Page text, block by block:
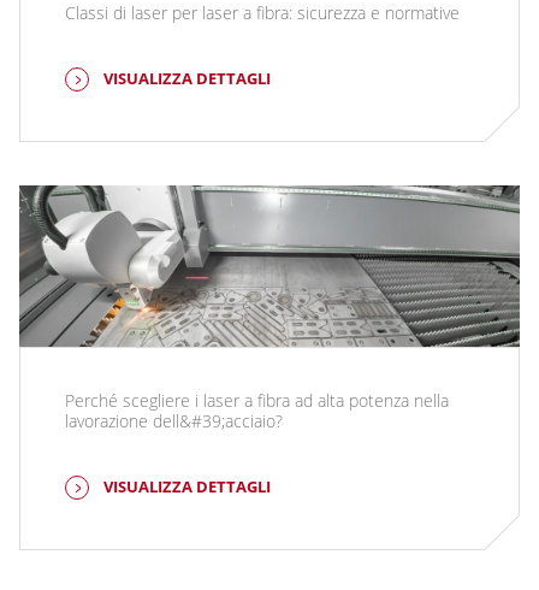
Classi di laser per laser a fibra: sicurezza e normative
VISUALIZZA DETTAGLI
Perché scegliere i laser a fibra ad alta potenza nella
lavorazione dell&#39;acciaio?
VISUALIZZA DETTAGLI